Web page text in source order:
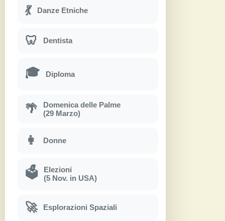
💃 Danze Etniche
🦷 Dentista
🎓 Diploma
🌴
Domenica delle Palme
(29 Marzo)
👩 Donne
🗳
Elezioni
(5 Nov. in USA)
🚀 Esplorazioni Spaziali